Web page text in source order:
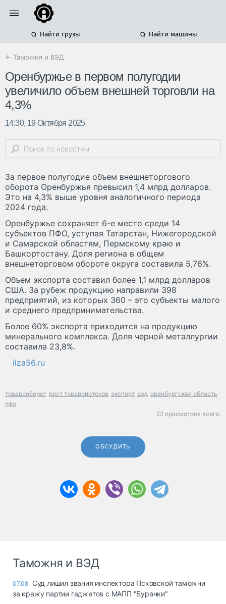
Найти грузы Найти машины
← Таможня и ВЭД
Оренбуржье в первом полугодии
увеличило объем внешней торговли на
4,3%
14:30, 19 Октября 2025
За первое полугодие объем внешнеторгового
оборота Оренбуржья превысил 1,4 млрд долларов.
Это на 4,3% выше уровня аналогичного периода
2024 года.
Оренбуржье сохраняет 6-е место среди 14
субъектов ПФО, уступая Татарстан, Нижегородской
и Самарской областям, Пермскому краю и
Башкортостану. Доля региона в общем
внешнеторговом обороте округа составила 5,76%.
Объем экспорта составил более 1,1 млрд долларов
США. За рубеж продукцию направили 398
предприятий, из которых 360 – это субъекты малого
и среднего предпринимательства.
Более 60% экспорта приходится на продукцию
минерального комплекса. Доля черной металлургии
составила 23,8%.
ilza56.ru
товарооборот рост товаропотоков экспорт вэд оренбургская область
пфо
22 просмотров всего.
ОБСУДИТЬ
Таможня и ВЭД
07.08 Суд лишил звания инспектора Псковской таможни
за кражу партии гаджетов с МАПП "Бурачки"